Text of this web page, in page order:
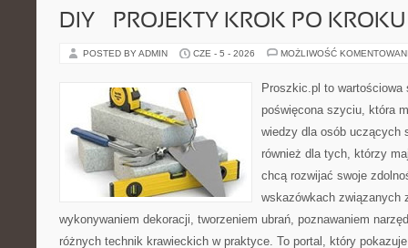
DIY – PROJEKTY KROK PO KROKU
POSTED BY ADMIN CZE - 5 - 2026 MOŻLIWOŚĆ
Proszkic.pl to wartościowa
poświęcona szyciu, która
wiedzy dla osób uczących
również dla tych, którzy
chcą rozwijać swoje
wskazówkach związanych
wykonywaniem dekoracji, tworzeniem ubrań, poznawaniem
różnych technik krawieckich w praktyce. To portal, który